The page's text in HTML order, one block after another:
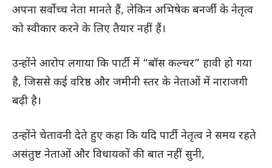
अपना सर्वोच्च नेता मानते हैं, लेकिन अभिषेक बनर्जी के नेतृत्व
को स्वीकार करने के लिए तैयार नहीं हैं।
उन्होंने आरोप लगाया कि पार्टी में “बॉस कल्चर” हावी हो गया
है, जिससे कई वरिष्ठ और जमीनी स्तर के नेताओं में नाराजगी
बढ़ी है।
उन्होंने चेतावनी देते हुए कहा कि यदि पार्टी नेतृत्व ने समय रहते
असंतुष्ट नेताओं और विधायकों की बात नहीं सुनी,